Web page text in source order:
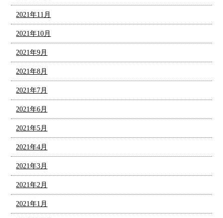
2021年11月
2021年10月
2021年9月
2021年8月
2021年7月
2021年6月
2021年5月
2021年4月
2021年3月
2021年2月
2021年1月